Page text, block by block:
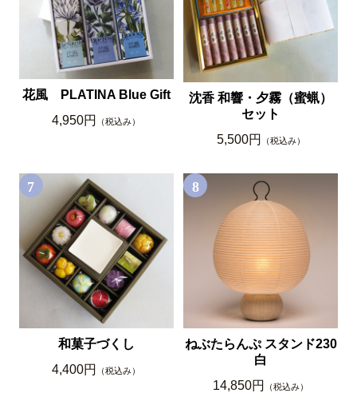
花風 PLATINA Blue Gift
4,950円
（税込み）
沈香 和響・夕霧（蜜蝋）
セット
5,500円
（税込み）
7
和菓子づくし
4,400円
（税込み）
8
ねぶたらんぷ スタンド230
白
14,850円
（税込み）